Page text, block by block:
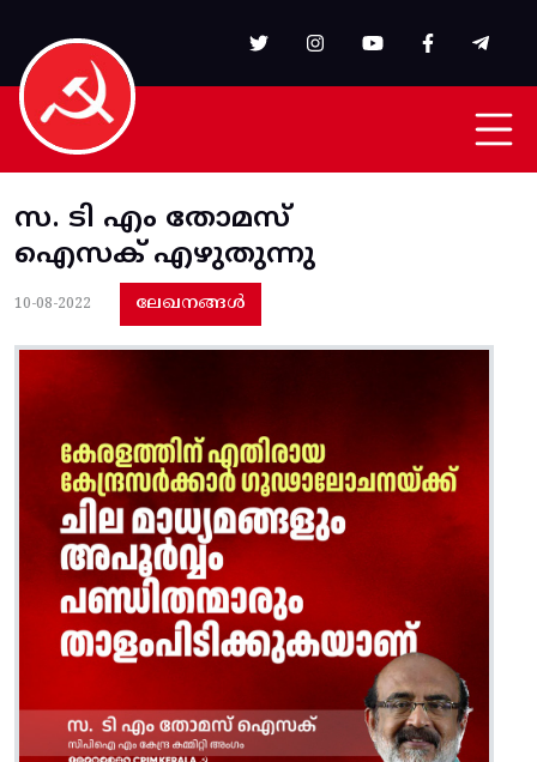
സ. ടി എം തോമസ്
ഐസക് എഴുതുന്നു
10-08-2022 ലേഖനങ്ങൾ